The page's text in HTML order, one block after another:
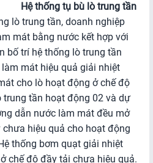
Hệ thống tụ bù lò trung tần
lò trung tần, doanh nghiệp
mát bằng nước kết hợp với
bố trí hệ thống lò trung tần
mát hiệu quả giải nhiệt
cho lò hoạt động ở chế độ
trung tần hoạt động 02 và dự
dẫn nước làm mát đều mở
hiệu quả cho hoạt động
thống bơm quạt giải nhiệt
chế độ đầy tải chưa hiệu quả.